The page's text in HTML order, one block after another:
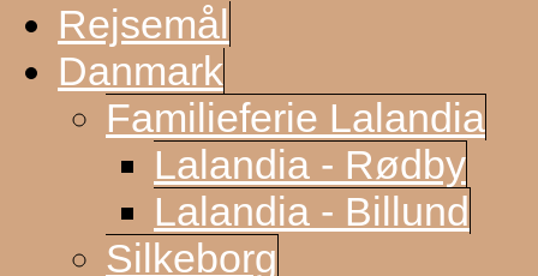
Rejsemål
Danmark
Familieferie Lalandia
Lalandia - Rødby
Lalandia - Billund
Silkeborg